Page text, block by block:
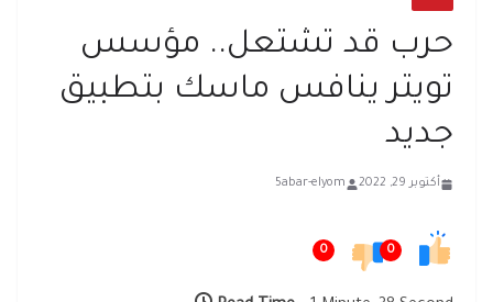
حرب قد تشتعل.. مؤسس
تويتر ينافس ماسك بتطبيق
جديد
أكتوبر 29, 2022 5abar-elyom
0
0